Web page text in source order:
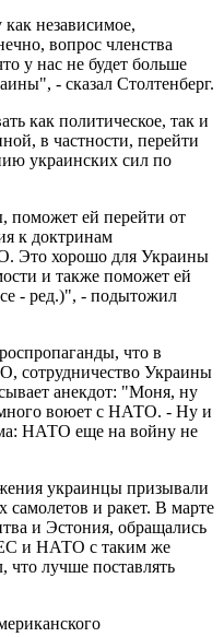
независимое,
вопрос членства
у нас не будет больше
- сказал Столтенберг.
как политическое, так и
в частности, перейти
украинских сил по
поможет ей перейти от
к доктринам
Это хорошо для Украины
и также поможет ей
- ред.)", - подытожил
что в
сотрудничество Украины
анекдот: "Моня, ну
воюет с НАТО. - Ну и
НАТО еще на войну не
украинцы призывали
и ракет. В марте
и Эстония, обращались
ЕС и НАТО с таким же
что лучше поставлять